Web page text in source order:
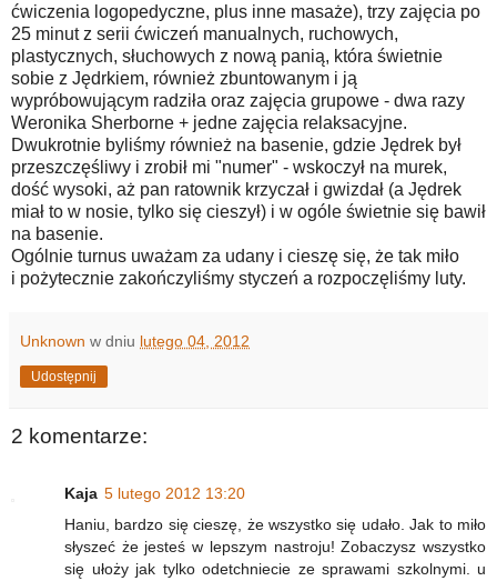
ćwiczenia logopedyczne, plus inne masaże), trzy zajęcia po
25 minut z serii ćwiczeń manualnych, ruchowych,
plastycznych, słuchowych z nową panią, która świetnie
sobie z Jędrkiem, również zbuntowanym i ją
wypróbowującym radziła oraz zajęcia grupowe - dwa razy
Weronika Sherborne + jedne zajęcia relaksacyjne.
Dwukrotnie byliśmy również na basenie, gdzie Jędrek był
przeszczęśliwy i zrobił mi "numer" - wskoczył na murek,
dość wysoki, aż pan ratownik krzyczał i gwizdał (a Jędrek
miał to w nosie, tylko się cieszył) i w ogóle świetnie się bawił
na basenie.
Ogólnie turnus uważam za udany i cieszę się, że tak miło
i pożytecznie zakończyliśmy styczeń a rozpoczęliśmy luty.
Unknown w dniu lutego 04, 2012
Udostępnij
2 komentarze:
Kaja 5 lutego 2012 13:20
Haniu, bardzo się cieszę, że wszystko się udało. Jak to miło
słyszeć że jesteś w lepszym nastroju! Zobaczysz wszystko
się ułoży jak tylko odetchniecie ze sprawami szkolnymi. u